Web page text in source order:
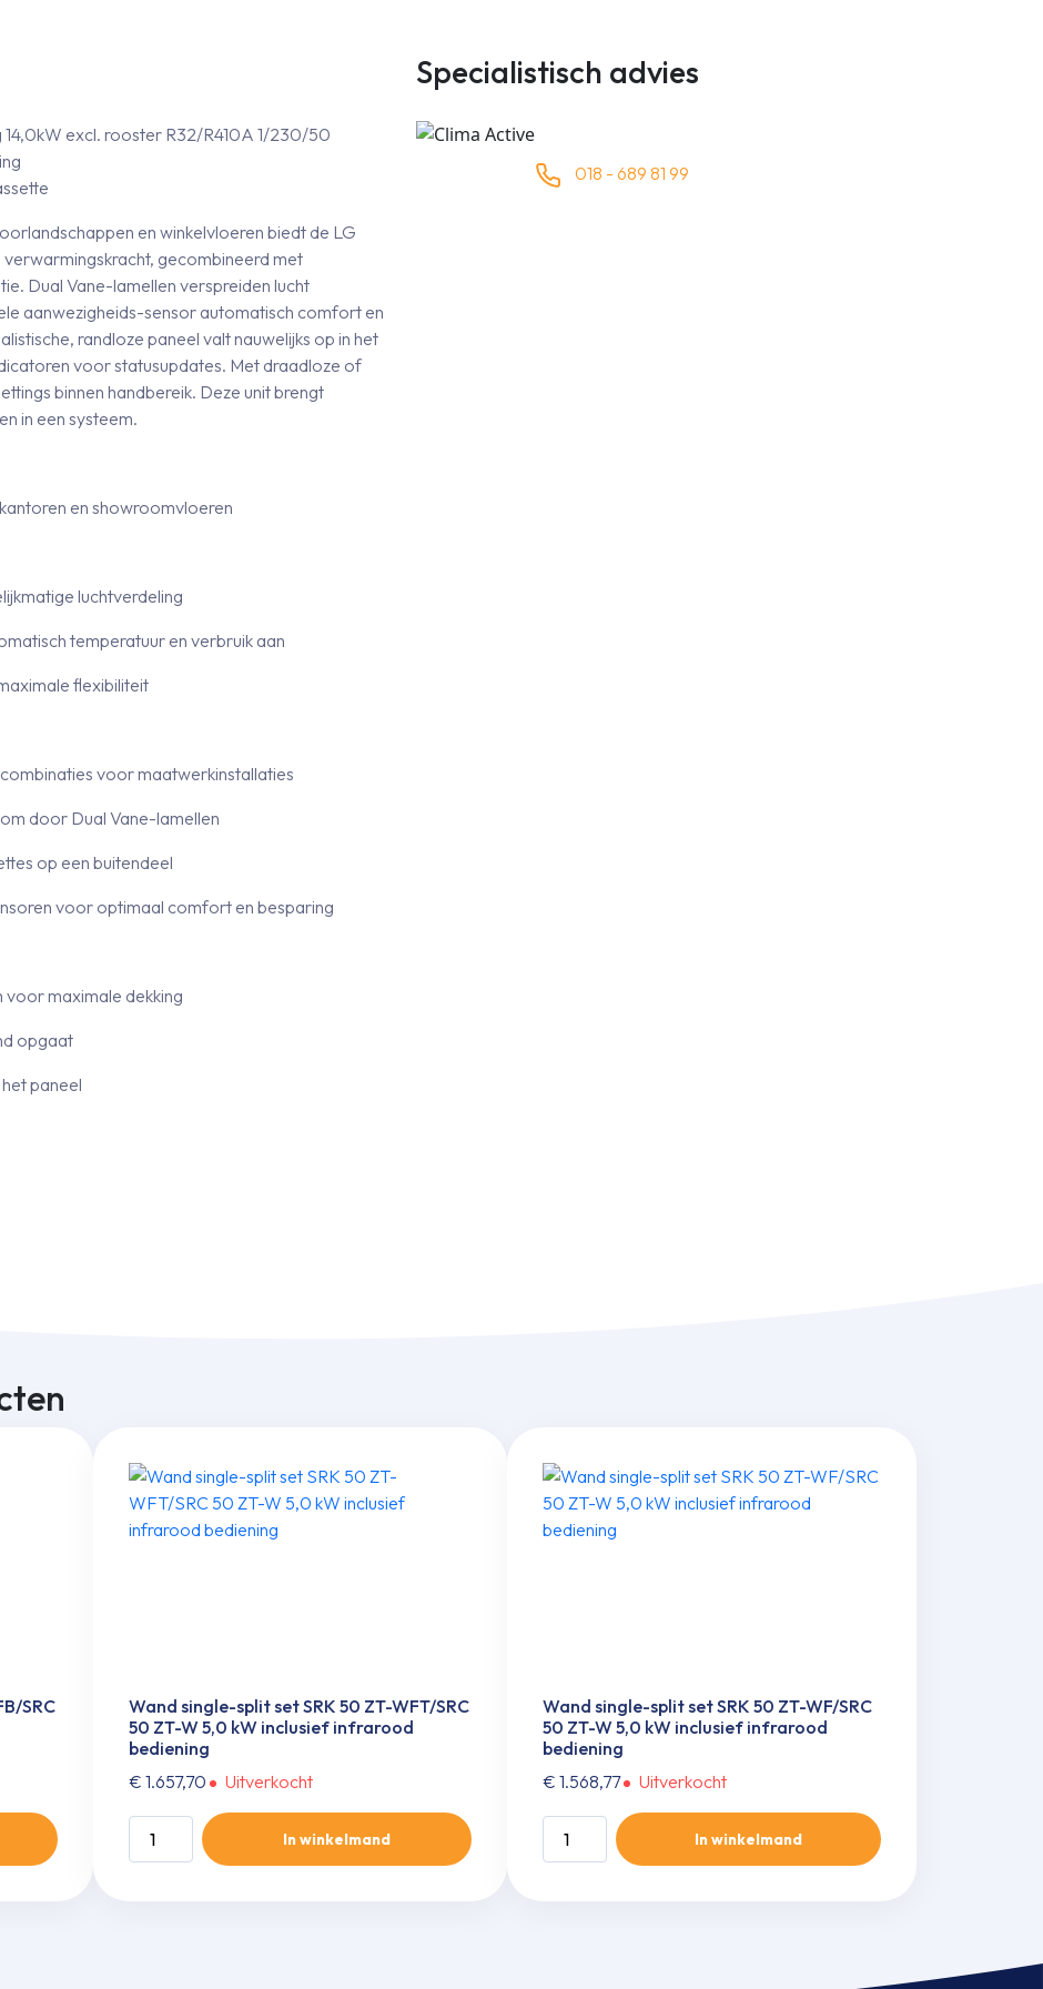
excl. rooster R32/R410A 1/230/50
en winkelvloeren biedt de LG
gecombineerd met
Dual Vane-lamellen verspreiden lucht
aanwezigheids-sensor automatisch comfort en
randloze paneel valt nauwelijks op in het
voor statusupdates. Met draadloze of
binnen handbereik. Deze unit brengt
in een systeem.
en showroomvloeren
luchtverdeling
temperatuur en verbruik aan
flexibiliteit
voor maatwerkinstallaties
door Dual Vane-lamellen
op een buitendeel
voor optimaal comfort en besparing
voor maximale dekking
opgaat
paneel
Specialistisch advies
018 - 689 81 99
SRC
Wand single-split set SRK 50 ZT-WFT/SRC
50 ZT-W 5,0 kW inclusief infrarood
bediening
€ 1.657,70 Uitverkocht
In winkelmand
Wand single-split set SRK 50 ZT-WF/SRC
50 ZT-W 5,0 kW inclusief infrarood
bediening
€ 1.568,77 Uitverkocht
In winkelmand